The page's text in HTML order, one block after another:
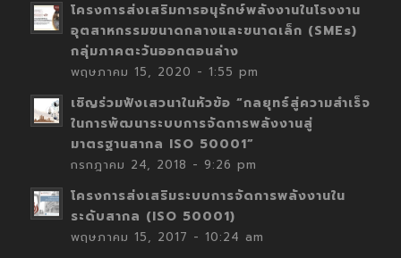
โครงการส่งเสริมการอนุรักษ์พลังงานในโรงงาน
อุตสาหกรรมขนาดกลางและขนาดเล็ก (SMEs)
กลุ่มภาคตะวันออกตอนล่าง
พฤษภาคม 15, 2020 - 1:55 pm
เชิญร่วมฟังเสวนาในหัวข้อ “กลยุทธ์สู่ความสำเร็จ
ในการพัฒนาระบบการจัดการพลังงานสู่
มาตรฐานสากล ISO 50001”
กรกฎาคม 24, 2018 - 9:26 pm
โครงการส่งเสริมระบบการจัดการพลังงานใน
ระดับสากล (ISO 50001)
พฤษภาคม 15, 2017 - 10:24 am